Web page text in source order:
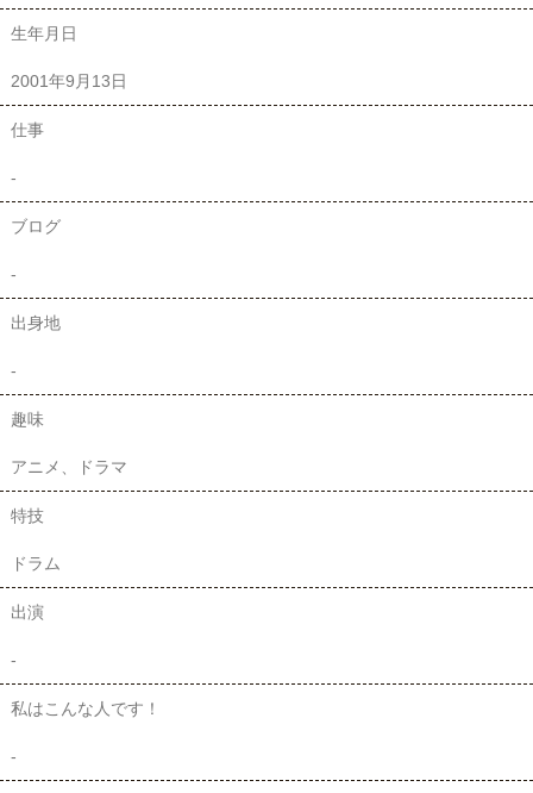
生年月日
2001年9月13日
仕事
-
ブログ
-
出身地
-
趣味
アニメ、ドラマ
特技
ドラム
出演
-
私はこんな人です！
-